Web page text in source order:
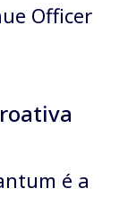
Officer
é a